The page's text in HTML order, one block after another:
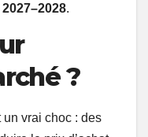
.
?
un vrai choc : des